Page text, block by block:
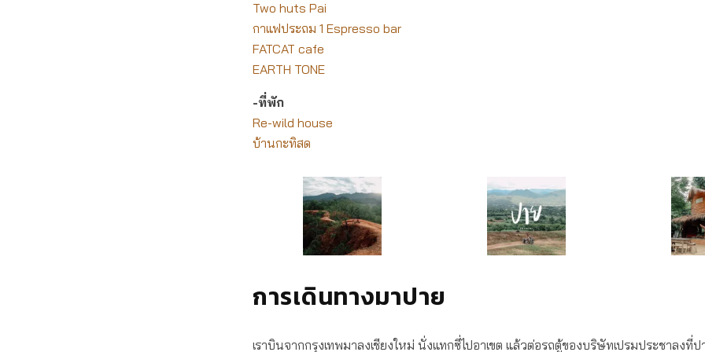
Two huts Pai
กาแฟประถม 1 Espresso bar
FATCAT cafe
EARTH TONE
-ที่พัก
Re-wild house
บ้านกะทิสด
การเดินทางมาปาย
เราบินจากกรุงเทพมาลงเชียงใหม่ นั่งแทกซี่ไปอาเขต แล้วต่อรถตู้ของบริษัทเปรมประชาลงที่ป